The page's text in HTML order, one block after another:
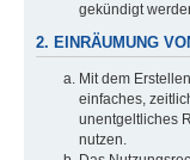
gekündigt
2. EINRÄUMUNG
Mit dem
einfaches,
unentgeltliches
nutzen.